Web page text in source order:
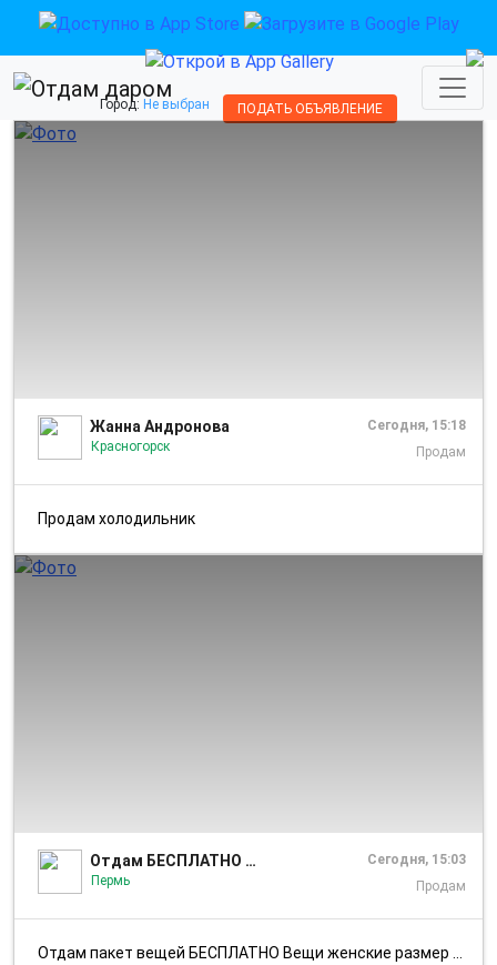
Город: Не выбран ПОДАТЬ ОБЪЯВЛЕНИЕ
Жанна Андронова
Красногорск
Сегодня, 15:18
Продам
Продам холодильник
Отдам БЕСПЛАТНО Пермь
Пермь
Сегодня, 15:03
Продам
Отдам пакет вещей БЕСПЛАТНО Вещи женские размер 50-52, все в хорошем с...